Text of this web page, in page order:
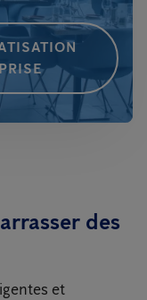
des
et